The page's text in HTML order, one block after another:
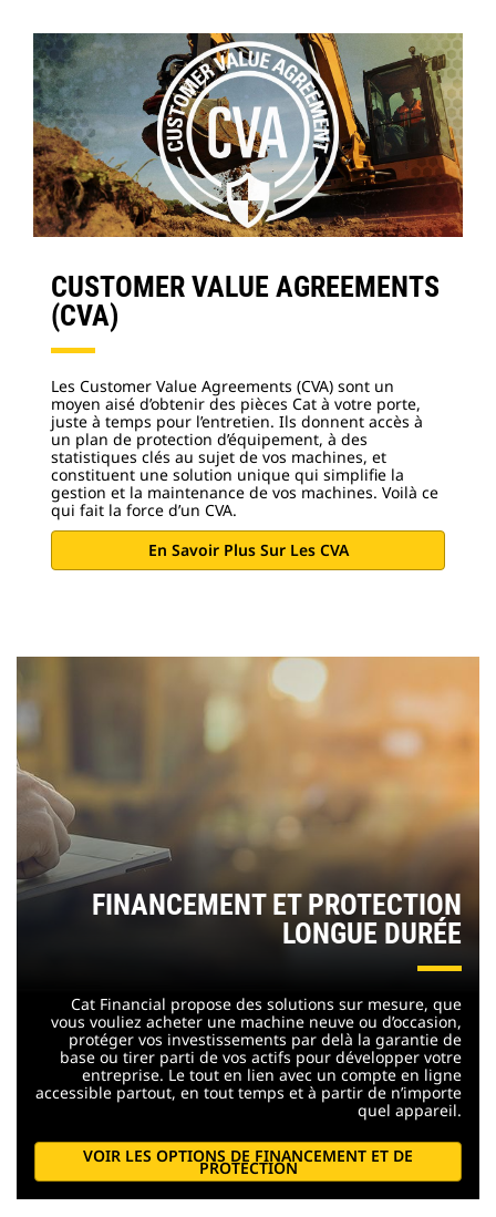
CUSTOMER VALUE AGREEMENTS
(CVA)
Les Customer Value Agreements (CVA) sont un
moyen aisé d’obtenir des pièces Cat à votre porte,
juste à temps pour l’entretien. Ils donnent accès à
un plan de protection d’équipement, à des
statistiques clés au sujet de vos machines, et
constituent une solution unique qui simplifie la
gestion et la maintenance de vos machines. Voilà ce
qui fait la force d’un CVA.
En Savoir Plus Sur Les CVA
FINANCEMENT ET PROTECTION
LONGUE DURÉE
Cat Financial propose des solutions sur mesure, que
vous vouliez acheter une machine neuve ou d’occasion,
protéger vos investissements par delà la garantie de
base ou tirer parti de vos actifs pour développer votre
entreprise. Le tout en lien avec un compte en ligne
accessible partout, en tout temps et à partir de n’importe
quel appareil.
VOIR LES OPTIONS DE FINANCEMENT ET DE
PROTECTION